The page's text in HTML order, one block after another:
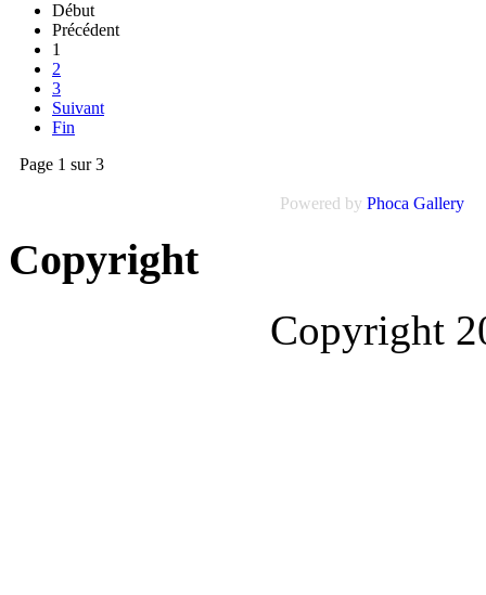
Début
Précédent
1
2
3
Suivant
Fin
Page 1 sur 3
Powered by Phoca Gallery
Copyright
Copyright